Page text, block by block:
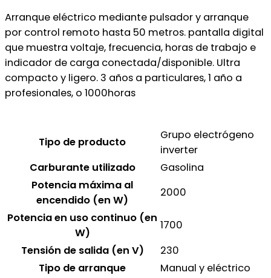
Arranque eléctrico mediante pulsador y arranque
por control remoto hasta 50 metros. pantalla digital
que muestra voltaje, frecuencia, horas de trabajo e
indicador de carga conectada/disponible. Ultra
compacto y ligero. 3 años a particulares, 1 año a
profesionales, o 1000horas
Tipo de producto
Grupo electrógeno
inverter
Carburante utilizado
Gasolina
Potencia máxima al
encendido (en W)
2000
Potencia en uso continuo (en
W)
1700
Tensión de salida (en V)
230
Tipo de arranque
Manual y eléctrico